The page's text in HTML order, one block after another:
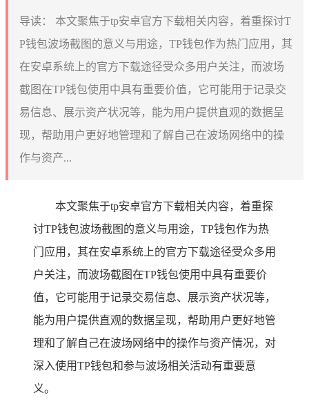
导读：
本文聚焦于tp安卓官方下载相关内容，着重探讨T
P钱包波场截图的意义与用途，TP钱包作为热门应用，其
在安卓系统上的官方下载途径受众多用户关注，而波场
截图在TP钱包使用中具有重要价值，它可能用于记录交
易信息、展示资产状况等，能为用户提供直观的数据呈
现，帮助用户更好地管理和了解自己在波场网络中的操
作与资产...
本文聚焦于tp安卓官方下载相关内容，着重探
讨TP钱包波场截图的意义与用途，TP钱包作为热
门应用，其在安卓系统上的官方下载途径受众多用
户关注，而波场截图在TP钱包使用中具有重要价
值，它可能用于记录交易信息、展示资产状况等，
能为用户提供直观的数据呈现，帮助用户更好地管
理和了解自己在波场网络中的操作与资产情况，对
深入使用TP钱包和参与波场相关活动有重要意
义。